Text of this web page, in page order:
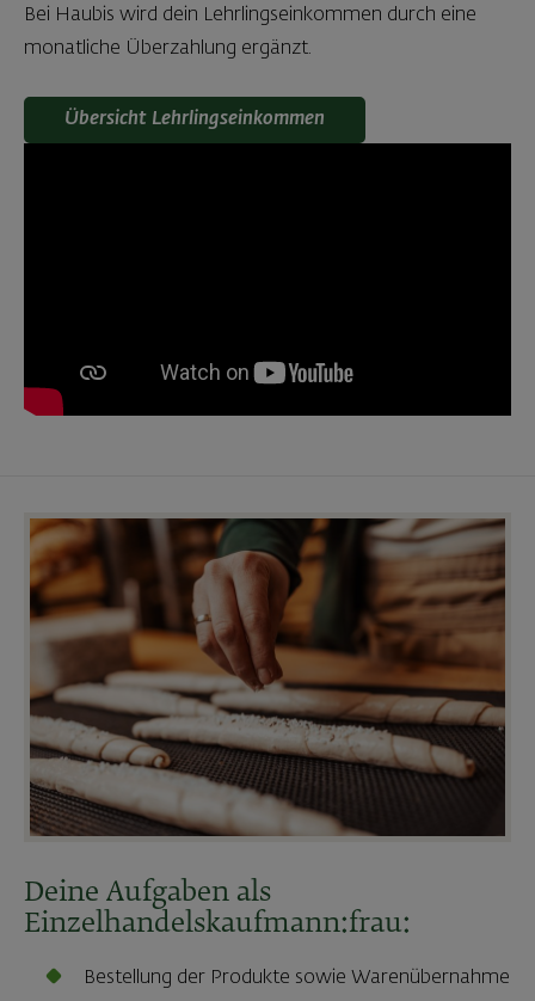
Bei Haubis wird dein Lehrlingseinkommen durch eine
monatliche Überzahlung ergänzt.
Übersicht Lehrlingseinkommen
Deine Aufgaben als
Einzelhandelskaufmann:frau:
Bestellung der Produkte sowie Warenübernahme